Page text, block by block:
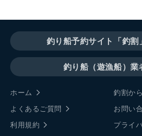
釣り船予約サイト「釣割
釣り船（遊漁船）業
ホーム
釣割か
よくあるご質問
お問い
利用規約
プライ